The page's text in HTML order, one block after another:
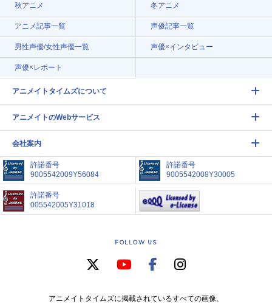
秋アニメ 冬アニメ
アニメ記事一覧 声優記事一覧
男性声優/女性声優一覧 声優×インタビュー
声優×レポート
アニメイトタイムズについて
アニメイトのWebサービス
会社案内
許諾番号
9005542009Y56084
許諾番号
9005542008Y30005
許諾番号
005542005Y31018
FOLLOW US
アニメイトタイムズに掲載されているすべての画像、